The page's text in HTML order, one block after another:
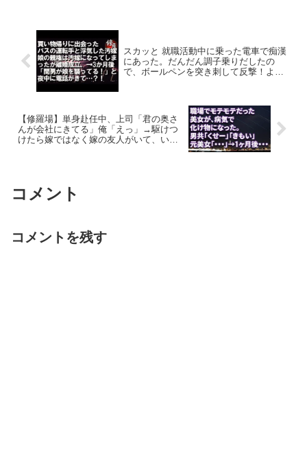
スカッと 就職活動中に乗った電車で痴漢
にあった。だんだん調子乗りだしたの
で、ボールペンを突き刺して反撃！よく
【修羅場】単身赴任中、上司「君の奥さ
んが会社にきてる」俺「えっ」→駆けつ
けたら嫁ではなく嫁の友人がいて、いき
コメント
コメントを残す